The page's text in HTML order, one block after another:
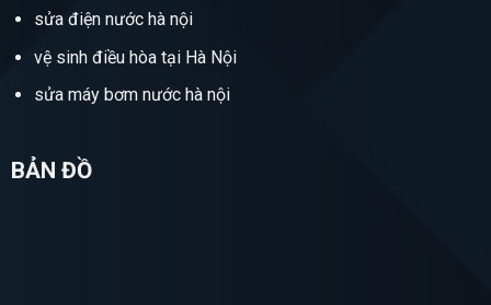
sửa điện nước hà nội
vệ sinh điều hòa tại Hà Nội
sửa máy bơm nước hà nội
BẢN ĐỒ